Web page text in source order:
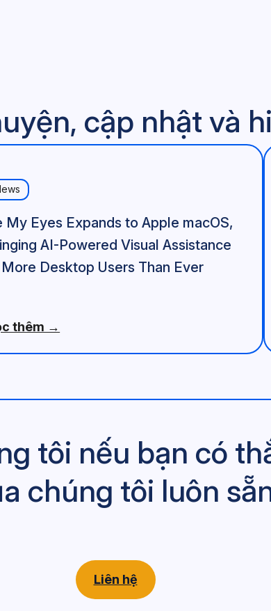
cập nhật và
My Eyes Expands to Apple macOS,
AI-Powered Visual Assistance
Desktop Users Than Ever
thêm →
tôi nếu bạn có
chúng tôi luôn
Liên hệ